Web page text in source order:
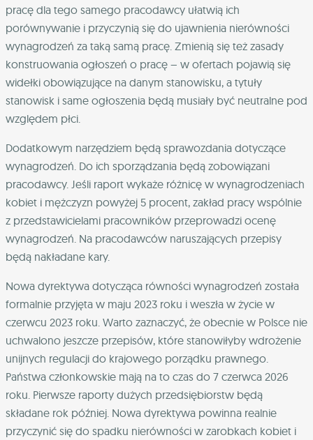
pracę dla tego samego pracodawcy ułatwią ich
porównywanie i przyczynią się do ujawnienia nierówności
wynagrodzeń za taką samą pracę. Zmienią się też zasady
konstruowania ogłoszeń o pracę – w ofertach pojawią się
widełki obowiązujące na danym stanowisku, a tytuły
stanowisk i same ogłoszenia będą musiały być neutralne pod
względem płci.
Dodatkowym narzędziem będą sprawozdania dotyczące
wynagrodzeń. Do ich sporządzania będą zobowiązani
pracodawcy. Jeśli raport wykaże różnicę w wynagrodzeniach
kobiet i mężczyzn powyżej 5 procent, zakład pracy wspólnie
z przedstawicielami pracowników przeprowadzi ocenę
wynagrodzeń. Na pracodawców naruszających przepisy
będą nakładane kary.
Nowa dyrektywa dotycząca równości wynagrodzeń została
formalnie przyjęta w maju 2023 roku i weszła w życie w
czerwcu 2023 roku. Warto zaznaczyć, że obecnie w Polsce nie
uchwalono jeszcze przepisów, które stanowiłyby wdrożenie
unijnych regulacji do krajowego porządku prawnego.
Państwa członkowskie mają na to czas do 7 czerwca 2026
roku. Pierwsze raporty dużych przedsiębiorstw będą
składane rok później. Nowa dyrektywa powinna realnie
przyczynić się do spadku nierówności w zarobkach kobiet i